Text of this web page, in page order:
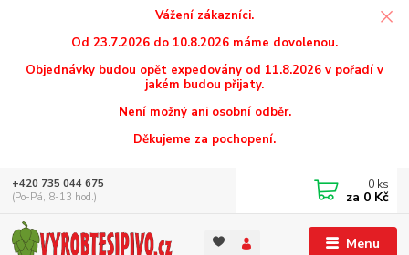
Vážení zákazníci.
Od 23.7.2026 do 10.8.2026 máme dovolenou.
Objednávky budou opět expedovány od 11.8.2026 v pořadí v
jakém budou přijaty.
Není možný ani osobní odběr.
Děkujeme za pochopení.
Menu
+420 735 044 675
(Po-Pá, 8-13 hod.)
0 ks
za 0 Kč